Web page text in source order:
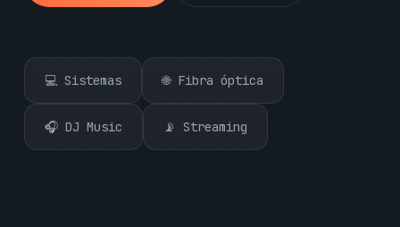
💻 Sistemas 🌐 Fibra óptica
🎧 DJ Music 📡 Streaming